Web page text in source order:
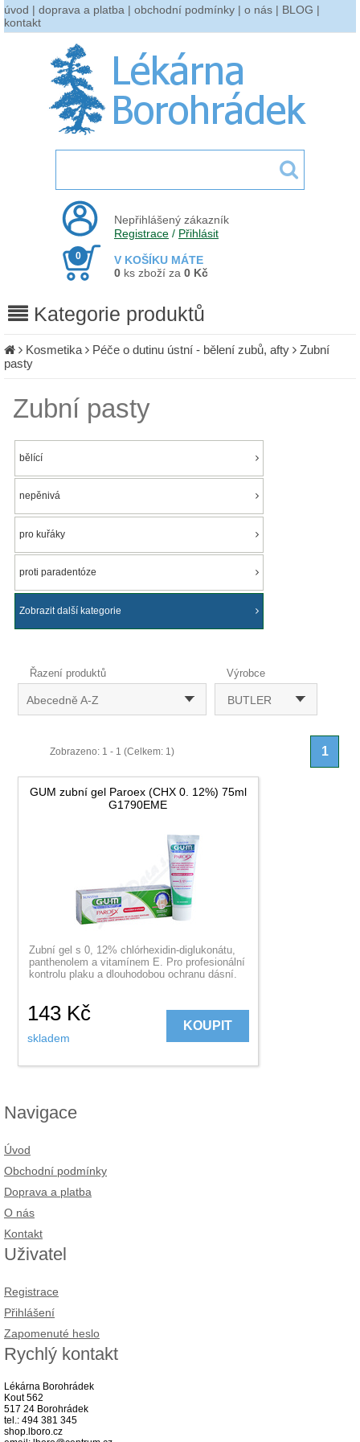
úvod | doprava a platba | obchodní podmínky | o nás | BLOG |
kontakt
Nepřihlášený zákazník
Registrace / Přihlásit
V KOŠÍKU MÁTE
0
0 ks zboží za 0 Kč
Kategorie produktů
Kosmetika Péče o dutinu ústní - bělení zubů, afty
Zubní
pasty
Zubní pasty
bělící
nepěnivá
pro kuřáky
proti paradentóze
Zobrazit další kategorie
Řazení produktů
Abecedně A-Z
Výrobce
BUTLER
Zobrazeno: 1 - 1 (Celkem: 1) 1
GUM zubní gel Paroex (CHX 0. 12%) 75ml
G1790EME
Zubní gel s 0, 12% chlórhexidin-diglukonátu,
panthenolem a vitamínem E. Pro profesionální
kontrolu plaku a dlouhodobou ochranu dásní.
143 Kč
skladem
KOUPIT
Navigace
Úvod
Obchodní podmínky
Doprava a platba
O nás
Kontakt
Uživatel
Registrace
Přihlášení
Zapomenuté heslo
Rychlý kontakt
Lékárna Borohrádek
Kout 562
517 24 Borohrádek
tel.: 494 381 345
shop.lboro.cz